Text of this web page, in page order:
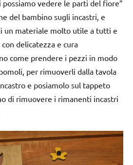
possiamo vedere le parti del fiore”
del bambino sugli incastri, e
un materiale molto utile a tutti e
delicatezza e cura
come prendere i pezzi in modo
per rimuoverli dalla tavola
e posiamolo sul tappeto
di rimuovere i rimanenti incastri